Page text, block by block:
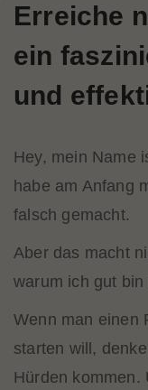
Erreiche
ein
und
Hey, mein Name
habe am Anfang
falsch gemacht.
Aber das macht
warum ich gut
Wenn man einen
starten will,
Hürden kommen.